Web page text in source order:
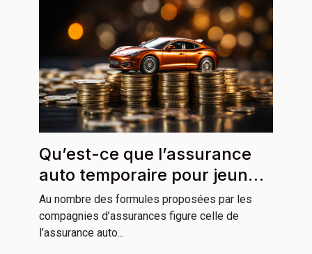
Qu’est-ce que l’assurance
auto temporaire pour jeune
conducteur ?
Au nombre des formules proposées par les
compagnies d’assurances figure celle de
l’assurance auto...